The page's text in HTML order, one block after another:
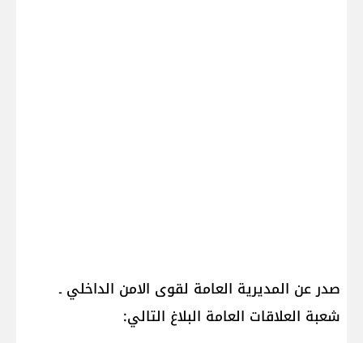
صدر عن المديرية العامة لقوى الامن الداخلي ـ
شعبة العلاقات العامة البلاغ التالي: